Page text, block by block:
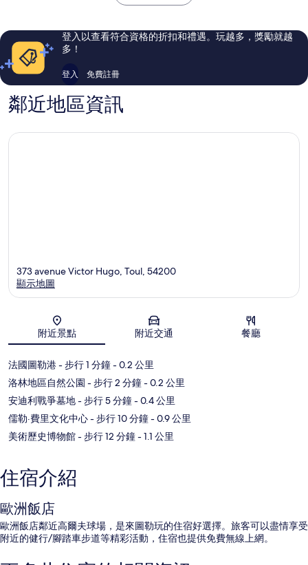
評
論
評
論
登入以查看符合資格的折扣和禮遇。玩越多，獎勵就越
多！
登入 免費註冊
鄰近地區資訊
地圖
373 avenue Victor Hugo, Toul, 54200
顯示地圖
附近景點 附近交通 餐廳
法國圖勒港- 步行 1 分鐘- 0.2 公里
洛林地區自然公園 - 步行 2 分鐘- 0.2 公里
安迪利戰爭墓地- 步行 5 分鐘- 0.4 公里
儒勒·費里文化中心- 步行 10 分鐘- 0.9 公里
美術歷史博物館- 步行 12 分鐘- 1.1 公里
住宿介紹
歐洲飯店
歐洲飯店鄰近高爾夫球場，是來圖勒玩的住宿好選擇。旅客可以盡情享受
附近的健行/腳踏車步道等精彩活動，住宿也提供免費無線上網。